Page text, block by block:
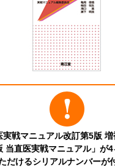
実戦マニュアル改訂第5版 増
当直医実戦マニュアル」が4
だけるシリアルナンバーが